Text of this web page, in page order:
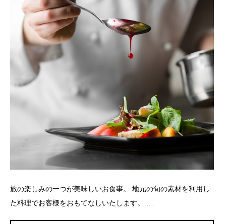
旅の楽しみの一つが美味しいお食事。 地元の旬の素材を利用し
た料理でお客様をおもてなしいたします。 …